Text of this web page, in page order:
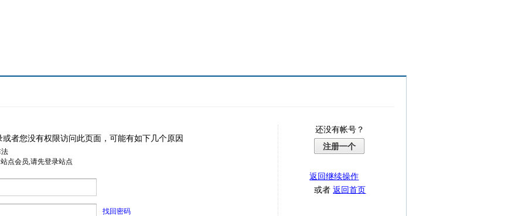
或者您没有权限访问此页面，可能有如下几个原因
点会员,请先登录站点
找回密码
还没有帐号？
注册一个
返回继续操作
或者返回首页